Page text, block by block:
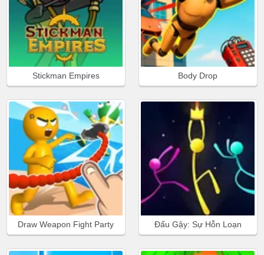
Stickman Empires Body Drop
Draw Weapon Fight Party Đấu Gậy: Sự Hỗn Loạn